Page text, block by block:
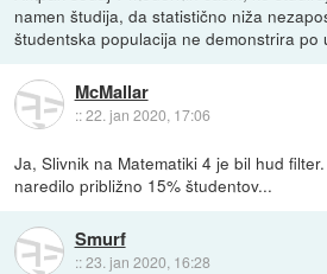
namen študija, da statistično niža
študentska populacija ne demonstrira po
McMallar
::22. jan 2020, 17:06
Ja, Slivnik na Matematiki 4 je bil hud
naredilo približno 15% študentov...
Smurf
::23. jan 2020, 16:28